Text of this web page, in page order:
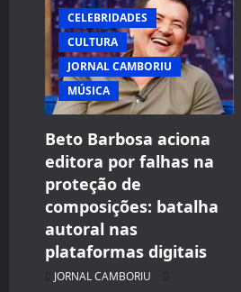
a
t
i
o
n
CELEBRIDADES
CULTURA
JORNAL CAMBORIU
MÚSICA
Beto Barbosa aciona
editora por falhas na
proteção de
composições: batalha
autoral nas
plataformas digitais
JORNAL CAMBORIU